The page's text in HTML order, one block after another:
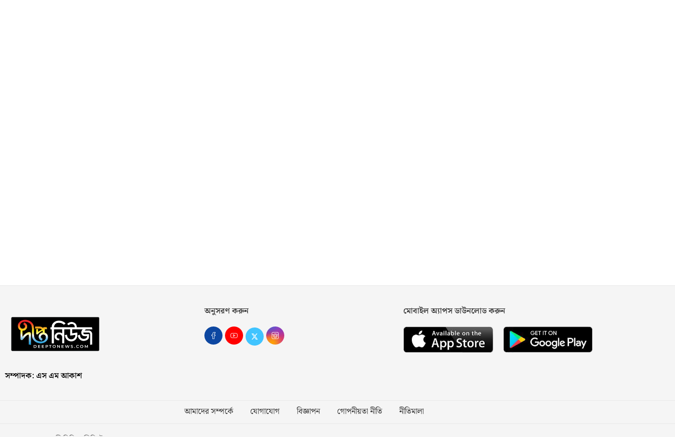
সম্পাদক: এস এম আকাশ
অনুসরণ করুন মোবাইল অ্যাপস ডাউনলোড করুন
আমাদের সম্পর্কে যোগাযোগ বিজ্ঞাপন গোপনীয়তা নীতি নীতিমালা